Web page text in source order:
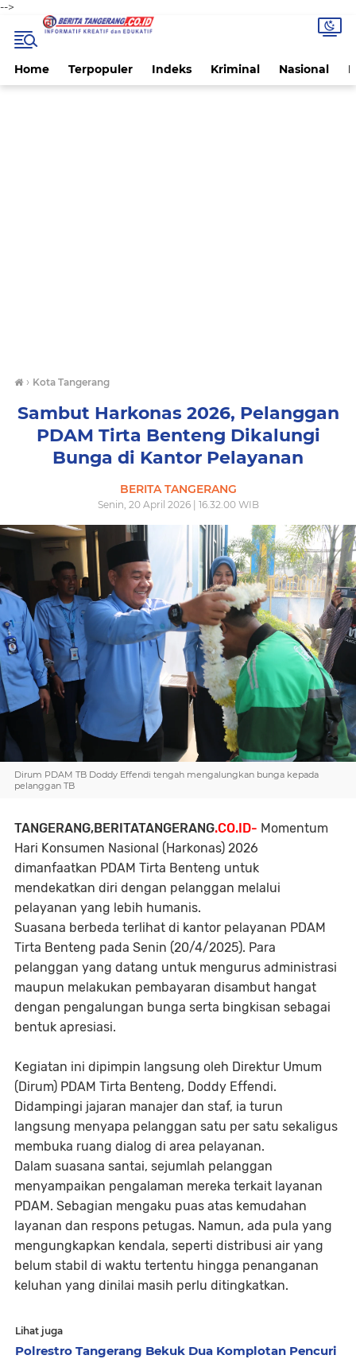
-->
Home Terpopuler Indeks Kriminal Nasional
› Kota Tangerang
Sambut Harkonas 2026, Pelanggan
PDAM Tirta Benteng Dikalungi
Bunga di Kantor Pelayanan
BERITA TANGERANG
Senin, 20 April 2026 | 16.32.00 WIB
Dirum PDAM TB Doddy Effendi tengah mengalungkan bunga kepada
pelanggan TB
TANGERANG,BERITATANGERANG.CO.ID- Momentum
Hari Konsumen Nasional (Harkonas) 2026
dimanfaatkan PDAM Tirta Benteng untuk
mendekatkan diri dengan pelanggan melalui
pelayanan yang lebih humanis.
Suasana berbeda terlihat di kantor pelayanan PDAM
Tirta Benteng pada Senin (20/4/2025). Para
pelanggan yang datang untuk mengurus administrasi
maupun melakukan pembayaran disambut hangat
dengan pengalungan bunga serta bingkisan sebagai
bentuk apresiasi.
Kegiatan ini dipimpin langsung oleh Direktur Umum
(Dirum) PDAM Tirta Benteng, Doddy Effendi.
Didampingi jajaran manajer dan staf, ia turun
langsung menyapa pelanggan satu per satu sekaligus
membuka ruang dialog di area pelayanan.
Dalam suasana santai, sejumlah pelanggan
menyampaikan pengalaman mereka terkait layanan
PDAM. Sebagian mengaku puas atas kemudahan
layanan dan respons petugas. Namun, ada pula yang
mengungkapkan kendala, seperti distribusi air yang
belum stabil di waktu tertentu hingga penanganan
keluhan yang dinilai masih perlu ditingkatkan.
Lihat juga
Polrestro Tangerang Bekuk Dua Komplotan Pencuri